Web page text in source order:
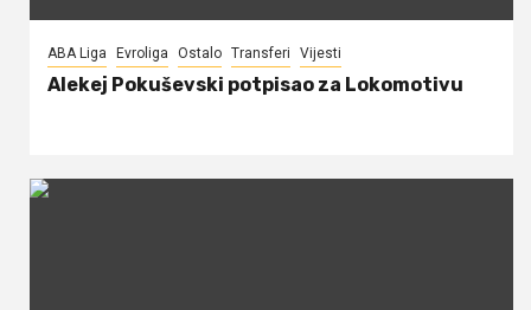
ABA Liga Evroliga Ostalo Transferi Vijesti
Alekej Pokuševski potpisao za Lokomotivu